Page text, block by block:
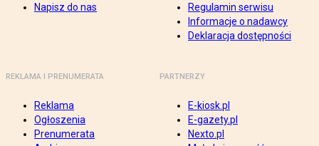
Napisz do nas
Regulamin serwisu
Informacje o nadawcy
Deklaracja dostępności
REKLAMA I PRENUMERATA
Reklama
Ogłoszenia
Prenumerata
PARTNERZY
E-kiosk.pl
E-gazety.pl
Nexto.pl